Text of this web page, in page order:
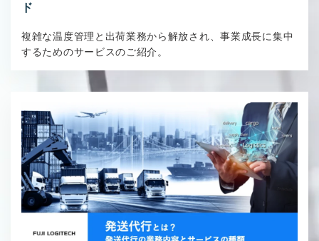
ド
複雑な温度管理と出荷業務から解放され、事業成長に集中
するためのサービスのご紹介。